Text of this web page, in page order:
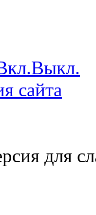
Выкл.
сайта
для